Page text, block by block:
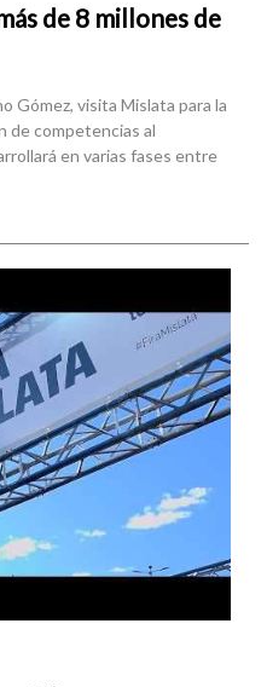
de 8 millones de
Gómez, visita Mislata para la
de competencias al
en varias fases entre